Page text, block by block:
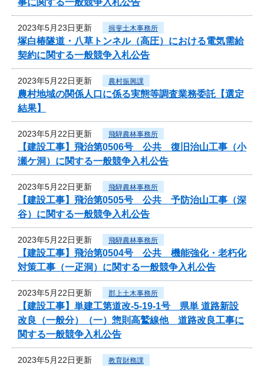
2023年5月23日更新 揖斐土木事務所
塚白椿隧道・八草トンネル（高圧）における電気需給
契約に関する一般競争入札公告
2023年5月22日更新 農村振興課
農村地域の関係人口に係る実態等調査業務委託【選定
結果】
2023年5月22日更新 飛騨農林事務所
【建設工事】飛治第0506号 公共 復旧治山工事（小
瀬ケ洞）に関する一般競争入札公告
2023年5月22日更新 飛騨農林事務所
【建設工事】飛治第0505号 公共 予防治山工事（深
谷）に関する一般競争入札公告
2023年5月22日更新 飛騨農林事務所
【建設工事】飛治第0504号 公共 機能強化・老朽化
対策工事（一疋洞）に関する一般競争入札公告
2023年5月22日更新 郡上土木事務所
【建設工事】単建工第道改-5-19-1号 県単 道路新設
改良（一般分）（一）惣則高鷲線他 道路改良工事に
関する一般競争入札公告
2023年5月22日更新 教育財務課